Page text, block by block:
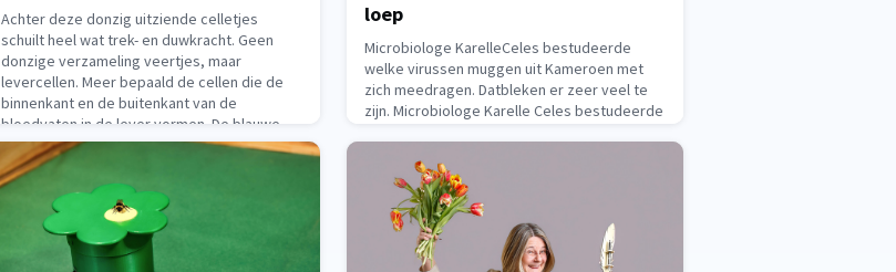
Achter deze donzig uitziende celletjes
schuilt heel wat trek- en duwkracht. Geen
donzige verzameling veertjes, maar
levercellen. Meer bepaald de cellen die de
binnenkant en de buitenkant van de
bloedvaten in de lever vormen. De blauwe
ovaaltjes op de foto zijn de celkernen. De
gele structuurtjes zijn de
May 18, 2026
loep
Microbiologe KarelleCeles bestudeerde
welke virussen muggen uit Kameroen met
zich meedragen. Datbleken er zeer veel te
zijn. Microbiologe Karelle Celes bestudeerde
mee te dragen, waaronder een tiental tot
nog toe onbek
May 18, 2026